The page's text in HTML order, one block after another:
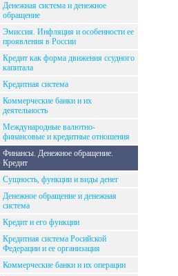
Денежная система и денежное
обращение
Эмиссия. Инфляция и особенности ее
проявления в России
Кредит как форма движения ссудного
капитала
Кредитная система
Коммерческие банки и их
деятельность
Международные валютно-
финансовые и кредитные отношения
Финансы. Денежное обращение.
Кредит
Сущность, функции и виды денег
Денежное обращение и денежная
система
Кредит и его функции
Кредитная система Росийской
Федерации и ее организация
Коммерческие банки и их операции